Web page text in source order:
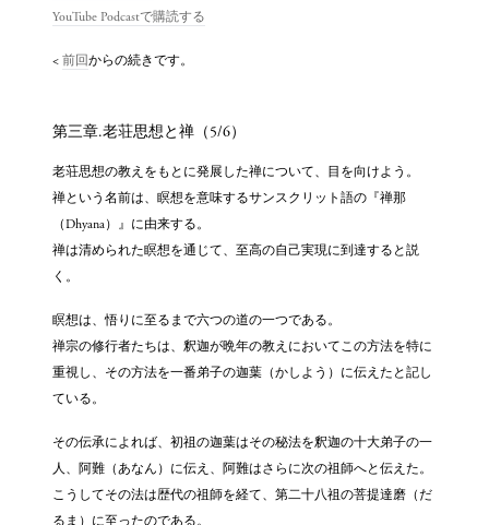
YouTube Podcastで購読する
< 前回からの続きです。
第三章.老荘思想と禅（5/6）
老荘思想の教えをもとに発展した禅について、目を向けよう。
禅という名前は、瞑想を意味するサンスクリット語の『禅那
（Dhyana）』に由来する。
禅は清められた瞑想を通じて、至高の自己実現に到達すると説
く。
瞑想は、悟りに至るまで六つの道の一つである。
禅宗の修行者たちは、釈迦が晩年の教えにおいてこの方法を特に
重視し、その方法を一番弟子の迦葉（かしよう）に伝えたと記し
ている。
その伝承によれば、初祖の迦葉はその秘法を釈迦の十大弟子の一
人、阿難（あなん）に伝え、阿難はさらに次の祖師へと伝えた。
こうしてその法は歴代の祖師を経て、第二十八祖の菩提達磨（だ
るま）に至ったのである。